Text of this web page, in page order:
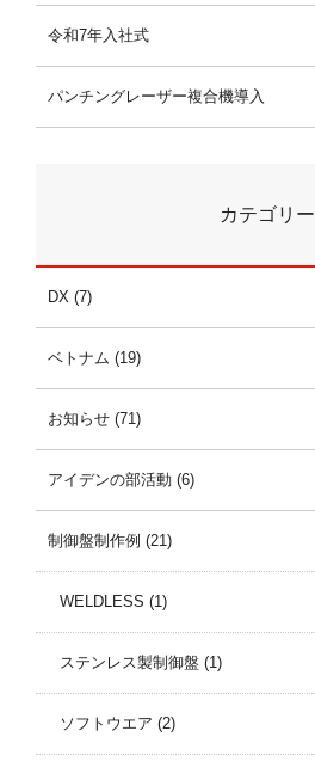
令和7年入社式
パンチングレーザー複合機導入
カテゴリー
DX (7)
ベトナム (19)
お知らせ (71)
アイデンの部活動 (6)
制御盤制作例 (21)
WELDLESS (1)
ステンレス製制御盤 (1)
ソフトウエア (2)